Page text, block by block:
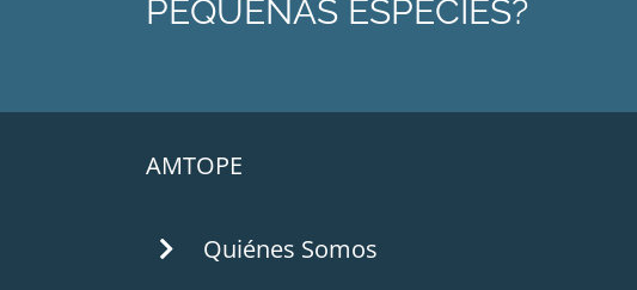
PEQUEÑAS ESPECIES?
AMTOPE
Quiénes Somos